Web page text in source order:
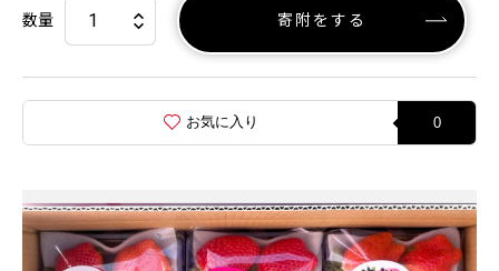
数量 寄附をする
お気に入り 0